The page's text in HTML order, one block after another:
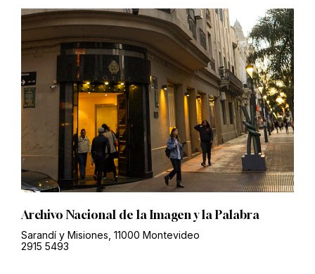
Archivo Nacional de la Imagen y la Palabra
Sarandí y Misiones, 11000 Montevideo
2915 5493